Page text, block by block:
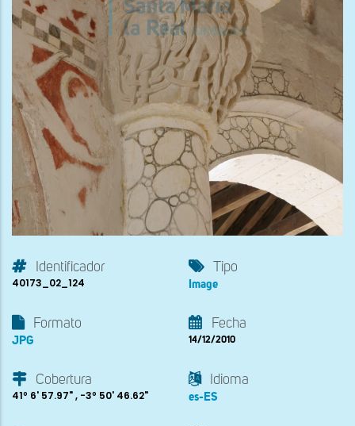
Identificador
40173_02_124
Tipo
Image
Formato
JPG
Fecha
14/12/2010
Cobertura
41º 6' 57.97" , -3º 50' 46.62"
Idioma
es-ES